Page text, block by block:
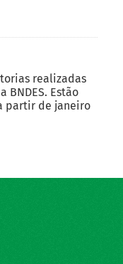
realizadas
BNDES. Estão
partir de janeiro